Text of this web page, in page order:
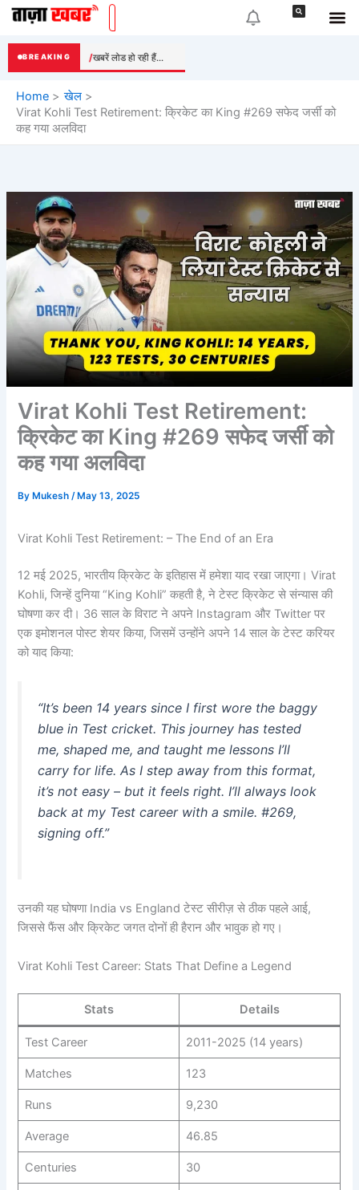
Skip
content
BREAKING खबरें लोड हो रही हैं...
Home
खेल
Virat Kohli Test Retirement: क्रिकेट का King #269 सफेद जर्सी को
कह गया अलविदा
Virat Kohli Test Retirement:
क्रिकेट का King #269 सफेद जर्सी को
कह गया अलविदा
By Mukesh/ May 13, 2025
Virat Kohli Test Retirement: – The End of an Era
12 मई 2025, भारतीय क्रिकेट के इतिहास में हमेशा याद रखा जाएगा। Virat
Kohli, जिन्हें दुनिया “King Kohli” कहती है, ने टेस्ट क्रिकेट से संन्यास की
घोषणा कर दी। 36 साल के विराट ने अपने Instagram और Twitter पर
एक इमोशनल पोस्ट शेयर किया, जिसमें उन्होंने अपने 14 साल के टेस्ट करियर
को याद किया:
“It’s been 14 years since I first wore the baggy
blue in Test cricket. This journey has tested
me, shaped me, and taught me lessons I’ll
carry for life. As I step away from this format,
it’s not easy – but it feels right. I’ll always look
back at my Test career with a smile. #269,
signing off.”
उनकी यह घोषणा India vs England टेस्ट सीरीज़ से ठीक पहले आई,
जिससे फैंस और क्रिकेट जगत दोनों ही हैरान और भावुक हो गए।
Virat Kohli Test Career: Stats That Define a Legend
Stats Details
Test Career 2011-2025 (14 years)
Matches 123
Runs 9,230
Average 46.85
Centuries 30